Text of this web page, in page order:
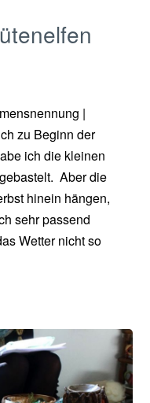
|
zu Beginn der
ich die kleinen
Aber die
hinein hängen,
sehr passend
Wetter nicht so